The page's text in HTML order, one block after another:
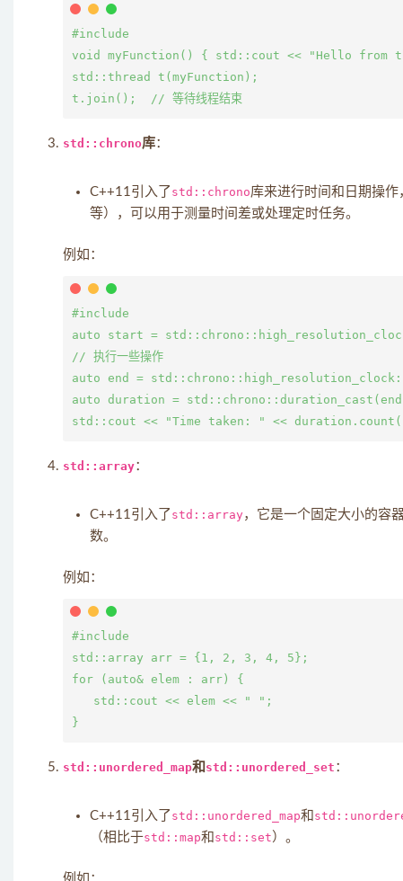
#include
void myFunction() { std::cout << "Hello from
std::thread t(myFunction);
std::chrono库：
C++11引入了 std::chrono库来进行时间和日期操
等），可以用于测量时间差或处理定时任务。
例如：
#include
auto start =
// 执行一些操作
auto end =
auto duration = std::chrono::duration_cast
std::array：
C++11引入了 std::array，它是一个固定大小的容
数。
例如：
#include
std::array arr = {1, 2, 3, 4, 5};
for (auto& elem : arr) {
   std::cout << elem << " ";
std::unordered_map和 std::unordered_set ：
C++11引入了 std::unordered_map和
（相比于std::map和 std::set）。